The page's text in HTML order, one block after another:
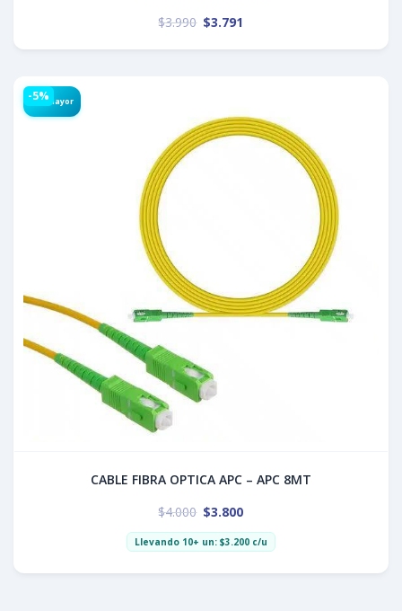
$3.990 $3.791
Por Mayor
-5%
CABLE FIBRA OPTICA APC – APC 8MT
$4.000 $3.800
Llevando 10+ un: $3.200c/u